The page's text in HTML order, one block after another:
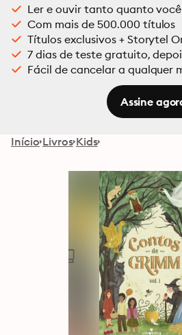
Ler e ouvir tanto quanto
Com mais de 500.000 títulos
Títulos exclusivos + Storytel
7 dias de teste gratuito,
Fácil de cancelar a qualquer
Assine
Início Livros Kids